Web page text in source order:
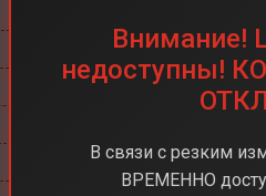
48 + 48 + 12 (тройная)
Apple A18
iOS 18
Внимание!
недоступны!
В связи с резким
ВРЕМЕННО